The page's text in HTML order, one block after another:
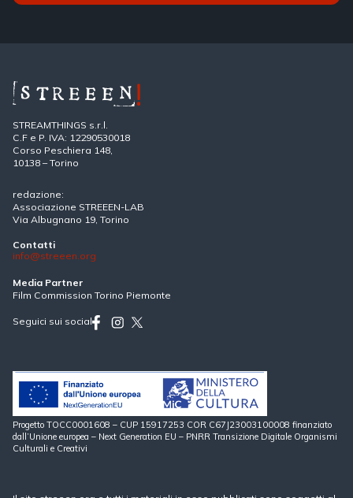
STREAMTHINGS s.r.l.
C.F e P. IVA: 12290530018
Corso Peschiera 148,
10138 – Torino
redazione:
Associazione STREEEN-LAB
Via Albugnano 19, Torino
Contatti
info@streeen.org
Media Partner
Film Commission Torino Piemonte
Seguici sui social
Progetto TOCC0001608 – CUP 15917253 COR C67J23003100008 finanziato
dall’Unione europea – Next Generation EU – PNRR Transizione Digitale Organismi
Culturali e Creativi